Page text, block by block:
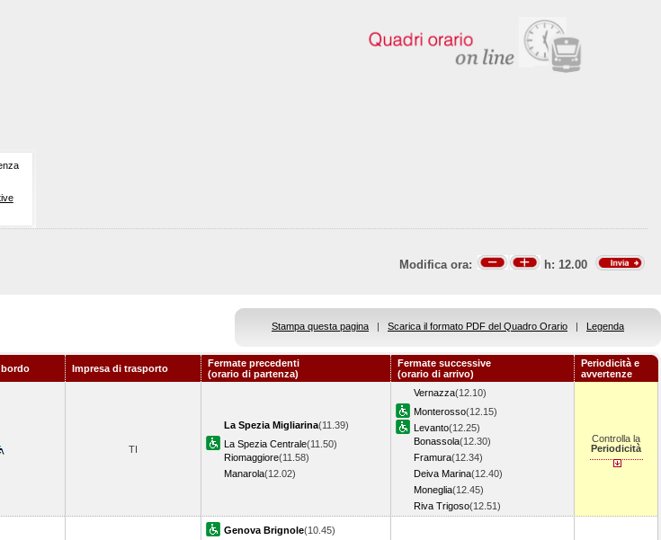
Modifica ora: h: 12.00
Stampa questa pagina | Scarica il formato PDF del Quadro Orario | Legenda
bordo Impresa di trasporto
Fermate precedenti
(orario di partenza)
Fermate successive
(orario di arrivo)
Periodicità e
avvertenze
TI
La Spezia Migliarina(11.39)
La Spezia Centrale(11.50)
Riomaggiore(11.58)
Manarola(12.02)
Vernazza(12.10)
Monterosso(12.15)
Levanto(12.25)
Bonassola(12.30)
Framura(12.34)
Deiva Marina(12.40)
Moneglia(12.45)
Riva Trigoso(12.51)
Controlla la
Periodicità
Genova Brignole(10.45)